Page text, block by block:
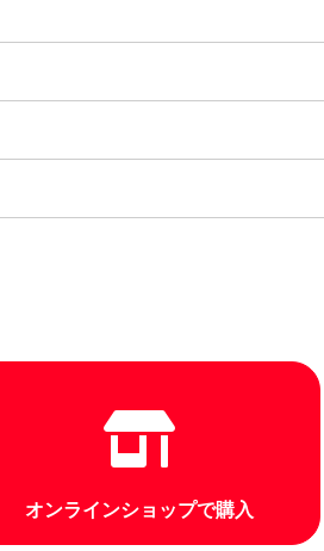
オンラインショップで購入